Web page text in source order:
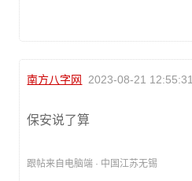
南方八字网 2023-08-21 12:55:31
保安说了算
跟帖来自电脑端 · 中国江苏无锡